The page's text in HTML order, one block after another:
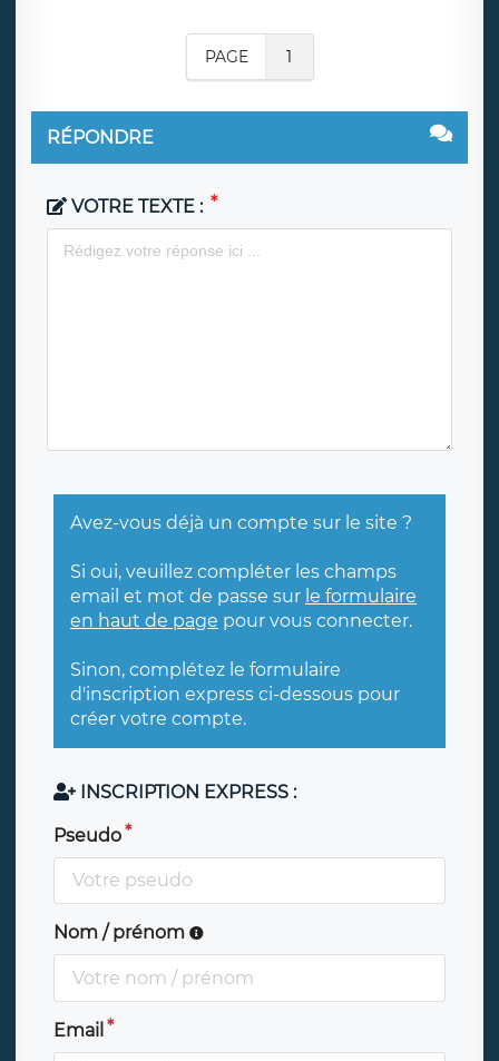
PAGE 1
RÉPONDRE
VOTRE TEXTE :
Avez-vous déjà un compte sur le site ?
Si oui, veuillez compléter les champs
email et mot de passe sur le formulaire
en haut de page pour vous connecter.
Sinon, complétez le formulaire
d'inscription express ci-dessous pour
créer votre compte.
INSCRIPTION EXPRESS :
Pseudo
Nom / prénom
Email